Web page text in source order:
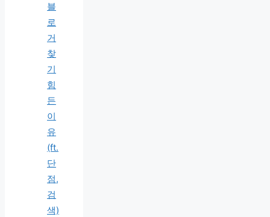
블
로
거
찾
기
힘
든
이
유
(ft.
단
점,
검
색)